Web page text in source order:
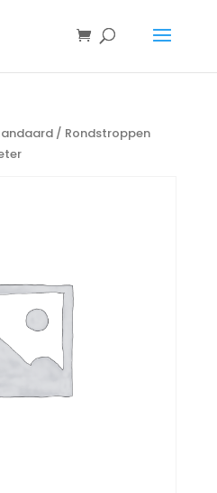
/ Rondstroppen